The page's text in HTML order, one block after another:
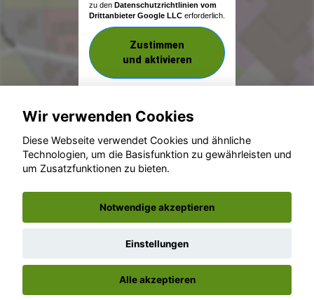
zu den Datenschutzrichtlinien vom
Drittanbieter Google LLC erforderlich.
Zustimmen
und aktivieren
© konjunkturmotor.de GmbH 2020 - 2026
Wir verwenden Cookies
Diese Webseite verwendet Cookies und ähnliche
Technologien, um die Basisfunktion zu gewährleisten und
um Zusatzfunktionen zu bieten.
Notwendige akzeptieren
Einstellungen
Alle akzeptieren